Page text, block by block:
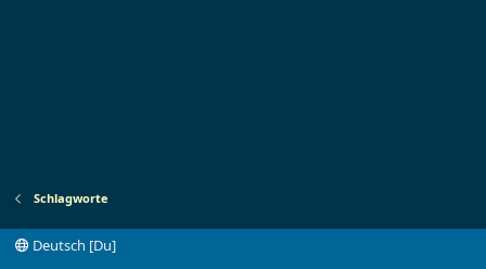
Schlagworte
Deutsch [Du]